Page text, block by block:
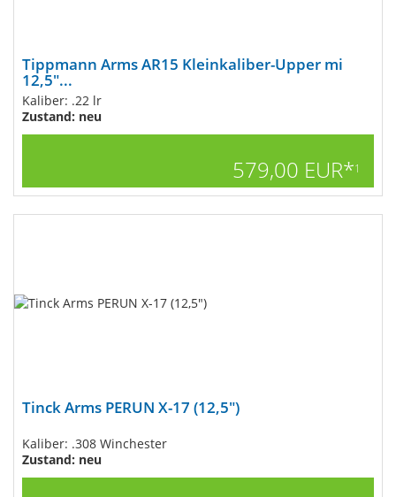
Tippmann Arms AR15 Kleinkaliber-Upper mi
12,5"...
Kaliber: .22 lr
Zustand: neu
579,00 EUR*1
Tinck Arms PERUN X-17 (12,5")
Kaliber: .308 Winchester
Zustand: neu